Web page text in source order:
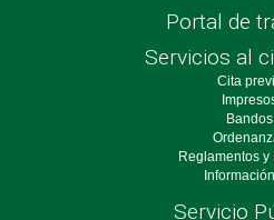
Portal de
Servicios al
Cita
Bandos
Reglamentos y
Servicio